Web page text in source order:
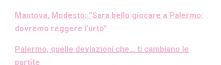
Mantova, Modesto: “Sara bello giocare a Palermo:
dovremo reggere l’urto”
Palermo, quelle deviazioni che… ti cambiano le
partite